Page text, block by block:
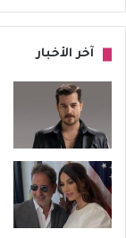
آخر الأخبار